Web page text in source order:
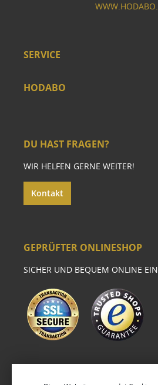
SERVICE
HODABO
DU HAST FRAGEN?
WIR HELFEN GERNE WEITER!
Kontakt
GEPRÜFTER ONLINESHOP
SICHER UND BEQUEM ONLINE